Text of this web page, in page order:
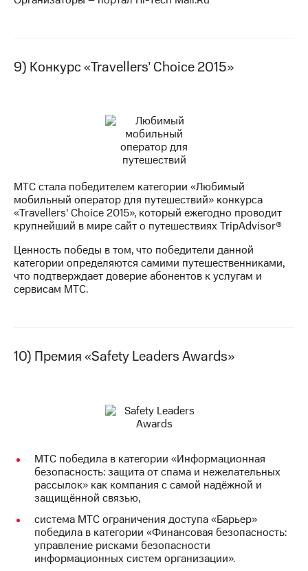
9) Конкурс «Travellers’ Choice 2015»
МТС стала победителем категории «Любимый
мобильный оператор для путешествий» конкурса
«Travellers’ Choice 2015», который ежегодно проводит
крупнейший в мире сайт о путешествиях TripAdvisor®
Ценность победы в том, что победители данной
категории определяются самими путешественниками,
что подтверждает доверие абонентов к услугам и
сервисам МТС.
10) Премия «Safety Leaders Awards»
МТС победила в категории «Информационная
безопасность: защита от спама и нежелательных
рассылок» как компания с самой надёжной и
защищённой связью,
система МТС ограничения доступа «Барьер»
победила в категории «Финансовая безопасность:
управление рисками безопасности
информационных систем организации».